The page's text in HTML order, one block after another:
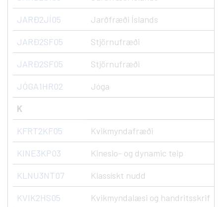
JARÐ2JÍ05 Jarðfræði Íslands
JARÐ2SF05 Stjörnufræði
JARÐ2SF05 Stjörnufræði
JÓGA1HR02 Jóga
K
KFRT2KF05 Kvikmyndafræði
KINE3KP03 Kinesio- og dynamic teip
KLNU3NT07 Klassískt nudd
KVIK2HS05 Kvikmyndalæsi og handritsskrif